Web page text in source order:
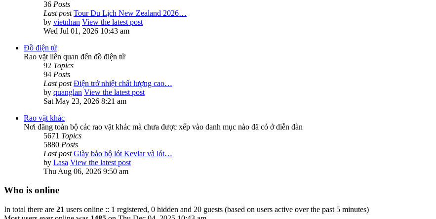
36 Posts
Last post Tour Du Lịch New Zealand 2026…
by vietnhan View the latest post
Wed Jul 01, 2026 10:43 am
Đồ điện tử
Rao vặt liên quan đến đồ điện tử
92 Topics
94 Posts
Last post Điện trở nhiệt chất lượng cao…
by quanglan View the latest post
Sat May 23, 2026 8:21 am
Rao vặt khác
Nơi đăng toàn bộ các rao vặt khác mà chưa được xếp vào danh mục nào đã có ở diễn đàn
5671 Topics
5880 Posts
Last post Giày bảo hộ lót Kevlar và lót…
by Lasa View the latest post
Thu Aug 06, 2026 9:50 am
Who is online
In total there are 21 users online :: 1 registered, 0 hidden and 20 guests (based on users active over the past 5 minutes)